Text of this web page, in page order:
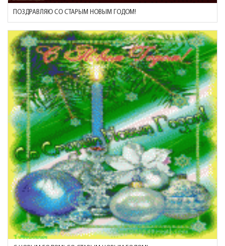
ПОЗДРАВЛЯЮ СО СТАРЫМ НОВЫМ ГОДОМ!